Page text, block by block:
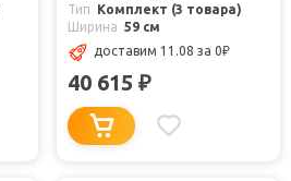
Тип
Комплект (3 товара)
Ширина 59 см
доставим 11.08 за 0₽
40 615 ₽